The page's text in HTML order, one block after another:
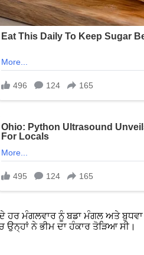
ਮੰਗਲਵਾਰ ਨੂੰ ਬਡਾ ਮੰਗਲ ਅਤੇ ਬੁਧਵਾ
ਨੇ ਭੀਮ ਦਾ ਹੰਕਾਰ ਤੋੜਿਆ ਸੀ।